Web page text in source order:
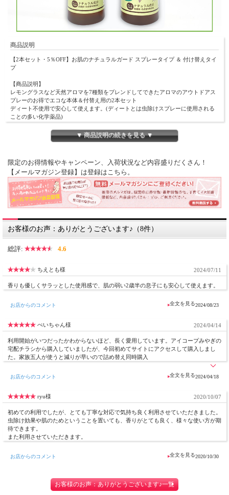
商品説明
【2本セット・5％OFF】お肌のナチュラルガード スプレータイプ ＆ 付け替えタイ
プ
【商品説明】
レモングラスなど天然アロマを7種類をブレンドしてできたアロマのアウトドアス
プレーのお得でエコな本体＆付替え用の2本セット
ディート不使用で安心して使えます。(ディートとは虫除けスプレーに使用される
ことの多い化学薬品)
合成保存料、合成香料無添加、100％天然アロマ成分でできています。
アロマなので安心してお使いいただけます。
【内容量】
お肌のナチュラルガード100ml
お肌のナチュラルガード付替え用100ml
【使用目安】生後6ヶ月〜
【原材料・成分】
ペパーミント精油 、ラベンダー精油 、レモングラス精油
レモンユーカリ精油 、エタノール 、グリセリン
【使用方法】
お顔などには直接スプレーせずに、一度手にスプレーしてから
目に入った場合はよくすすいで下さい。
【ご使用上の注意】
●化粧品がお肌に合わないときはご使用をおやめ下さい。
異常があるまま使い続けると症状を悪化させることがあります。皮膚科専門医等
にご相談ください。
・使用中、赤味、はれ、かゆみ、刺激、色抜け（白斑など）や黒ずみ等の異常が
あらわれた場合。
・クリームを使用したお肌に直射日光が当たって異常があらわれた場合。
●目や口に入らないよう注意してください。
などをお持ちの方は、腕の内側などお肌の柔らかい部分でパッチテストを行ってか
らお使い下さい。
●直射日光や高温・多湿を避け、涼しい場所で保管してください。
●乳幼児の手が届かない所に保管してください。
●天然の原料を使用してるため、香り・色が若干違う場合がありますが、品質上問
題ありません。
▼ 商品説明の続きを見る ▼
限定のお得情報やキャンペーン、入荷状況など内容盛りだくさん！
【メールマガジン登録】は登録はこちら。
お客様のお声：ありがとうございます♪（8件）
総評: 4.6
ちえとも様 2024/07/11
香りも優しくサラッとした使用感で、肌の弱い2歳半の息子にも安心して使えます。
お店からのコメント 2024/08/23
ぺいちゃん様 2024/04/14
利用開始がいつだったかわからないほど、長く愛用しています。アイコープみやぎの
宅配チラシから購入していましたが、今回初めてサイトにアクセスして購入しまし
た。家族五人が使うと減りが早いので詰め替え同時購入
お店からのコメント 2024/04/18
ryu様 2020/10/07
初めての利用でしたが、とても丁寧な対応で気持ち良く利用させていただきました。
虫除け効果や肌のためということを置いても、香りがとても良く、様々な使い方が期
待できます。
また利用させていただきます。
お店からのコメント 2020/10/30
お客様のお声：ありがとうございます♪一覧